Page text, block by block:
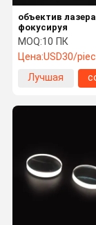
объектив
фокусируя
MOQ:10 ПК
Цена:USD30/
Лучшая